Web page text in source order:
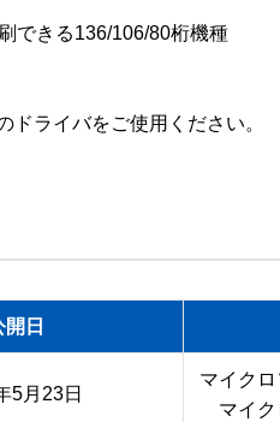
きる136/106/80桁機種
ドライバをご使用ください。
開日
5月23日
マイク
マイク